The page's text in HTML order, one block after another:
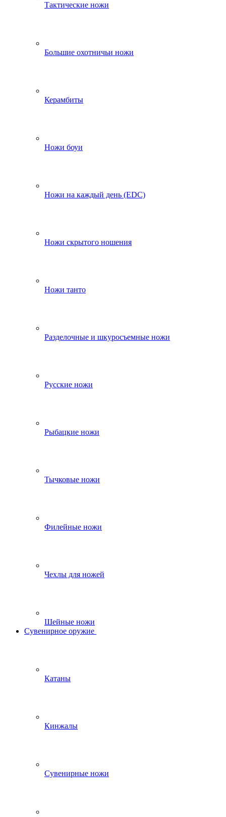
Тактические ножи
Большие охотничьи ножи
Керамбиты
Ножи боуи
Ножи на каждый день (EDC)
Ножи скрытого ношения
Ножи танто
Разделочные и шкуросъемные ножи
Русские ножи
Рыбацкие ножи
Тычковые ножи
Филейные ножи
Чехлы для ножей
Шейные ножи
Сувенирное оружие
Катаны
Кинжалы
Сувенирные ножи